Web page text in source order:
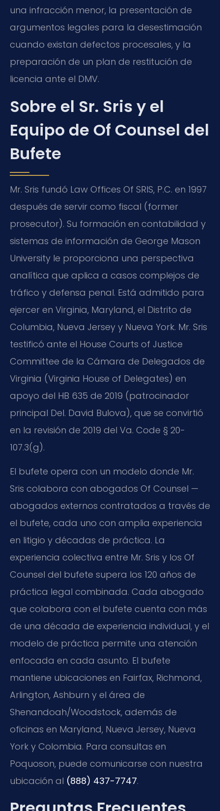
una infracción menor, la presentación de
argumentos legales para la desestimación
cuando existan defectos procesales, y la
preparación de un plan de restitución de
licencia ante el DMV.
Sobre el Sr. Sris y el
Equipo de Of Counsel del
Bufete
Mr. Sris fundó Law Offices Of SRIS, P.C. en 1997
después de servir como fiscal (former
prosecutor). Su formación en contabilidad y
sistemas de información de George Mason
University le proporciona una perspectiva
analítica que aplica a casos complejos de
tráfico y defensa penal. Está admitido para
ejercer en Virginia, Maryland, el Distrito de
Columbia, Nueva Jersey y Nueva York. Mr. Sris
testificó ante el House Courts of Justice
Committee de la Cámara de Delegados de
Virginia (Virginia House of Delegates) en
apoyo del HB 635 de 2019 (patrocinador
principal Del. David Bulova), que se convirtió
en la revisión de 2019 del Va. Code § 20-
107.3(g).
El bufete opera con un modelo donde Mr.
Sris colabora con abogados Of Counsel —
abogados externos contratados a través de
el bufete, cada uno con amplia experiencia
en litigio y décadas de práctica. La
experiencia colectiva entre Mr. Sris y los Of
Counsel del bufete supera los 120 años de
práctica legal combinada. Cada abogado
que colabora con el bufete cuenta con más
de una década de experiencia individual, y el
modelo de práctica permite una atención
enfocada en cada asunto. El bufete
mantiene ubicaciones en Fairfax, Richmond,
Arlington, Ashburn y el área de
Shenandoah/Woodstock, además de
oficinas en Maryland, Nueva Jersey, Nueva
York y Colombia. Para consultas en
Poquoson, puede comunicarse con nuestra
ubicación al (888) 437-7747.